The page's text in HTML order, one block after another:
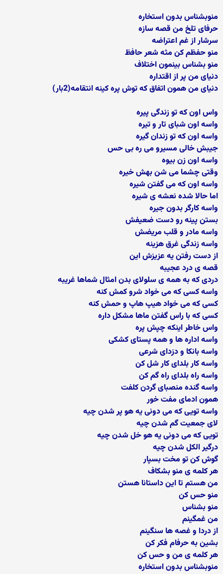
منوبشناس بدون استخاره
حرفای تلخ من قصه سازه
سرشار از غم اعتراضه
منو حفظم کن مثه شعر حافظ
منو بشناس بینمون اختلاف
دنیای من پر از اقتداره
دنیای من همون اتفاق که توش پره کینه انتقامه(2بار)
واس اون که تو زندگی پیره
واسه اون شبای تار و تیره
واسه اون که تو زندان گیره
جیبش خالی مسیرو می ره بی حس
واسه اون زن بیوه
وقتی چشما می شن بهش خیره
واسه اون که می گفتن شیره
اما حالا شده نعشه ی شیره
واسه کارگر بدون جیره
بستن پینه رو دست ضعیفش
واسه مادر و قلب مریضش
واسه زندگی غرق هزینه
از دست رفتن یه عزیزش این
قصه ی درد عجیبه
دردی که به همه ی سلولای بدن امثال شماها غریبه
واسه کسی که می خواد شرو کمش کنه
کسی که می خواد هیپ هاپ و حمش کنه
کسی که با راس گفتن ماها مشکل داره
واس خاطر اینکه چپش پره
واسه اداره ها و همه پستای کشکی
واسه بانکا و دزدای شرعی
واسه کار بلدای کار شل کن
واسه راه بلدای راه گم کن
واسه گنده منصبای گردن کلفت
همون ادمای مفت خور
واسه تویی که می دونی یه هو پر شدن چیه
لای جمعیت گم شدن چیه
تویی که می دونی یه هو خل شدن چیه
درگیر الکل شدن چیه
گوش کن تو مخت بسپار
هر کلمه ی منو بشکاف
من هستم تا این داستانا هستن
منو حس کن
منو بشناس
من غمگینم
از دردا و غصه ها سنگینم
بشین به حرفام فکر کن
هر کلمه ی من و حس کن
منوبشناس بدون استخاره